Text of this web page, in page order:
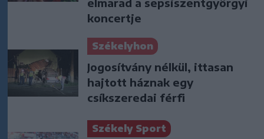
koncertje
Székelyhon
Jogosítvány nélkül, ittasan
hajtott háznak egy
csíkszeredai férfi
Székely Sport